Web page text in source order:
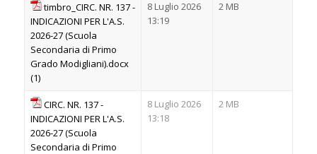
timbro_CIRC. NR. 137 -
INDICAZIONI PER L'A.S.
2026-27 (Scuola
Secondaria di Primo
Grado Modigliani).docx
(1)
8 Luglio 2026
13:19
2 MB
CIRC. NR. 137 -
INDICAZIONI PER L'A.S.
2026-27 (Scuola
Secondaria di Primo
8 Luglio 2026
13:18
2 MB